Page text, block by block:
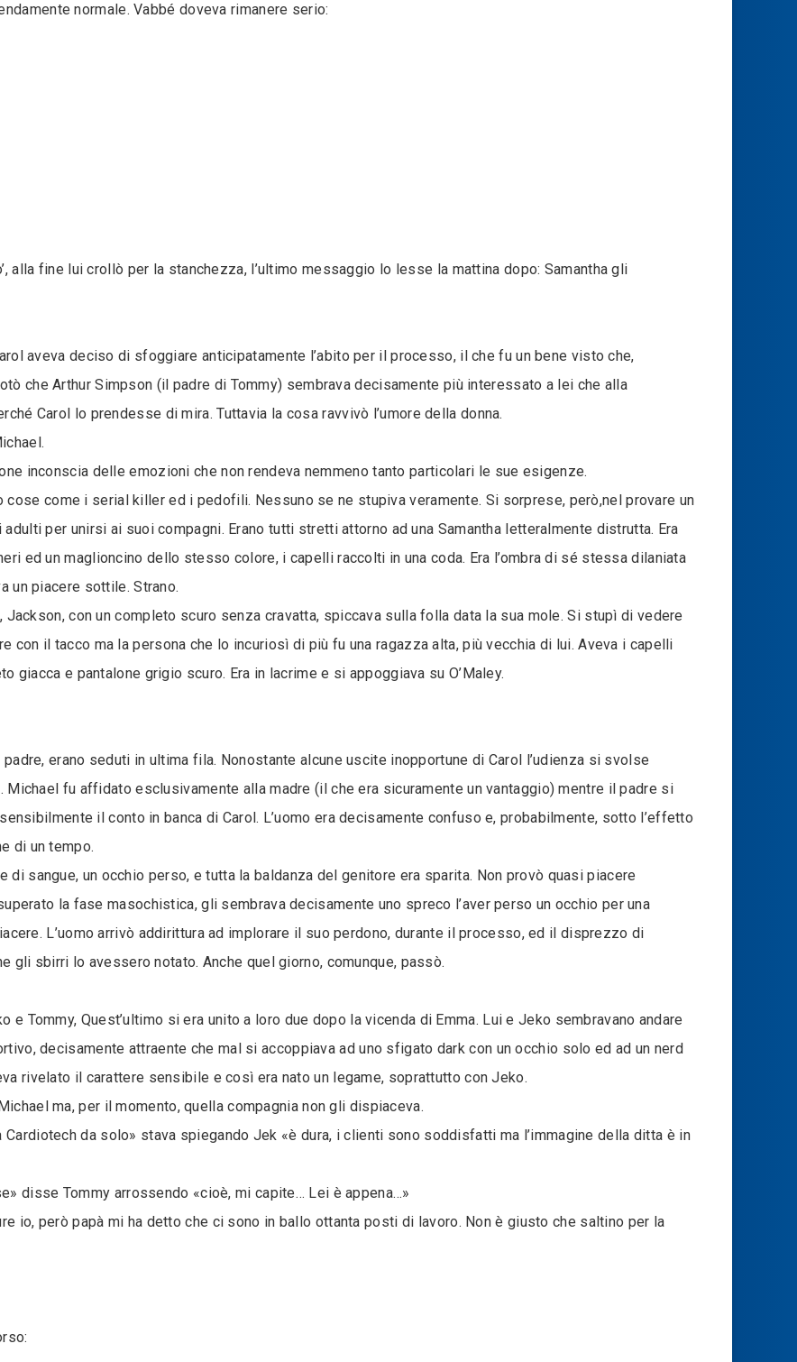
normale. Vabbé doveva rimanere serio:
alla fine lui crollò per la stanchezza, l’ultimo messaggio lo lesse la mattina dopo: Samantha gli
aveva deciso di sfoggiare anticipatamente l’abito per il processo, il che fu un bene visto che,
che Arthur Simpson (il padre di Tommy) sembrava decisamente più interessato a lei che alla
Carol lo prendesse di mira. Tuttavia la cosa ravvivò l’umore della donna.
inconscia delle emozioni che non rendeva nemmeno tanto particolari le sue esigenze.
cose come i serial killer ed i pedofili. Nessuno se ne stupiva veramente. Si sorprese, però,nel provare un
per unirsi ai suoi compagni. Erano tutti stretti attorno ad una Samantha letteralmente distrutta. Era
ed un maglioncino dello stesso colore, i capelli raccolti in una coda. Era l’ombra di sé stessa dilaniata
un piacere sottile. Strano.
con un completo scuro senza cravatta, spiccava sulla folla data la sua mole. Si stupì di vedere
con il tacco ma la persona che lo incuriosì di più fu una ragazza alta, più vecchia di lui. Aveva i capelli
giacca e pantalone grigio scuro. Era in lacrime e si appoggiava su O’Maley.
erano seduti in ultima fila. Nonostante alcune uscite inopportune di Carol l’udienza si svolse
Michael fu affidato esclusivamente alla madre (il che era sicuramente un vantaggio) mentre il padre si
il conto in banca di Carol. L’uomo era decisamente confuso e, probabilmente, sotto l’effetto
di un tempo.
di sangue, un occhio perso, e tutta la baldanza del genitore era sparita. Non provò quasi piacere
la fase masochistica, gli sembrava decisamente uno spreco l’aver perso un occhio per una
L’uomo arrivò addirittura ad implorare il suo perdono, durante il processo, ed il disprezzo di
gli sbirri lo avessero notato. Anche quel giorno, comunque, passò.
Tommy, Quest’ultimo si era unito a loro due dopo la vicenda di Emma. Lui e Jeko sembravano andare
decisamente attraente che mal si accoppiava ad uno sfigato dark con un occhio solo ed ad un nerd
rivelato il carattere sensibile e così era nato un legame, soprattutto con Jeko.
ma, per il momento, quella compagnia non gli dispiaceva.
da solo» stava spiegando Jek «è dura, i clienti sono soddisfatti ma l’immagine della ditta è in
disse Tommy arrossendo «cioè, mi capite… Lei è appena…»
io, però papà mi ha detto che ci sono in ballo ottanta posti di lavoro. Non è giusto che saltino per la